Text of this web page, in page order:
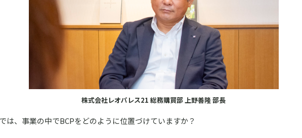
株式会社レオパレス21 総務購買部 上野善隆 部長
では、事業の中でBCPをどのように位置づけていますか？